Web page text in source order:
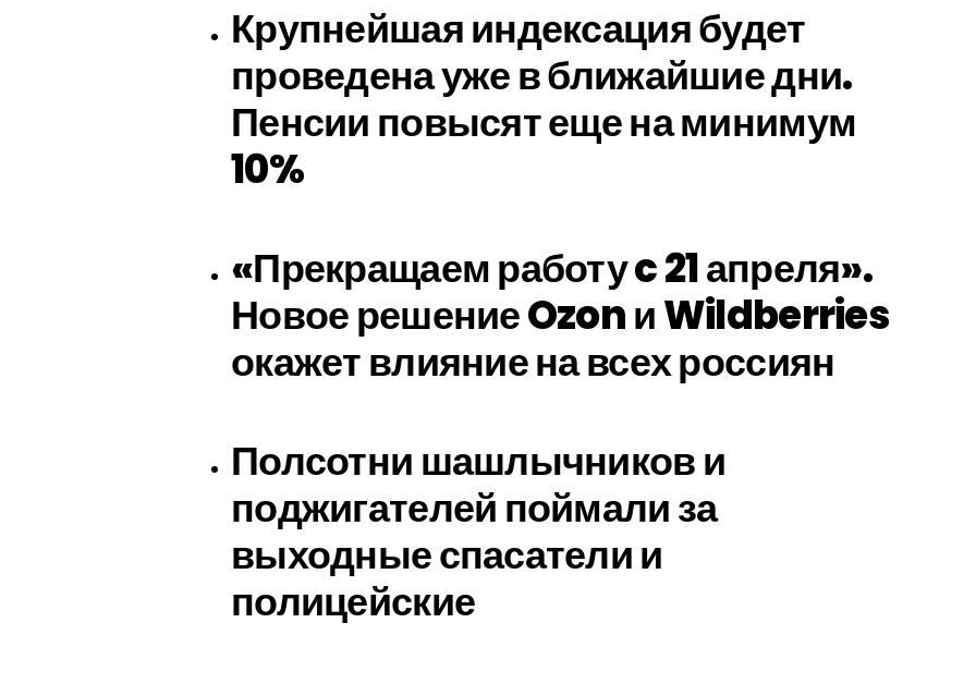
Крупнейшая индексация будет
проведена уже в ближайшие дни.
Пенсии повысят еще на минимум
10%
«Прекращаем работу c 21 апреля».
Новое решение Ozon и Wildberries
окажет влияние на всех россиян
Полсотни шашлычников и
поджигателей поймали за
выходные спасатели и
полицейские